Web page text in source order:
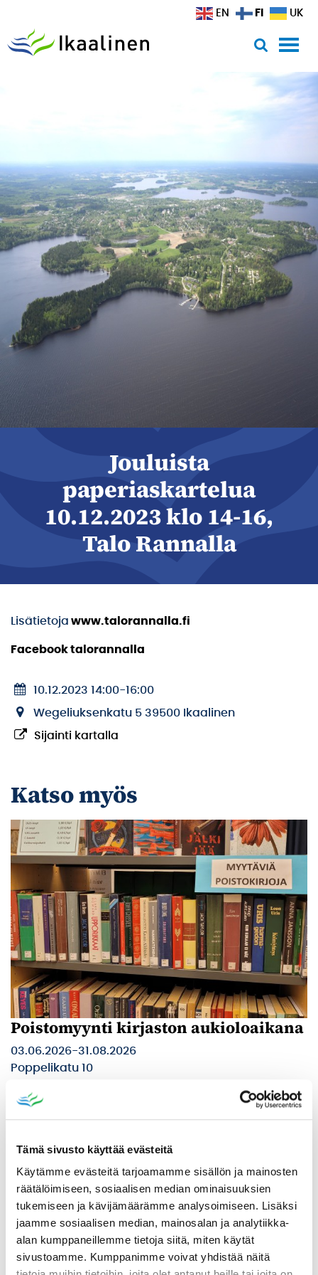
Tämä sivusto käyttää evästeitä
Käytämme evästeitä tarjoamamme sisällön ja mainosten
räätälöimiseen, sosiaalisen median ominaisuuksien
tukemiseen ja kävijämäärämme analysoimiseen. Lisäksi
jaamme sosiaalisen median, mainosalan ja analytiikka-
alan kumppaneillemme tietoja siitä, miten käytät
sivustoamme. Kumppanimme voivat yhdistää näitä
Jouluista
paperiaskartelua
10.12.2023 klo 14-16,
Talo Rannalla
Lisätietoja www.talorannalla.fi
Facebook talorannalla
10.12.2023 14:00-16:00
Wegeliuksenkatu 5 39500 Ikaalinen
Sijainti kartalla
Katso myös
Poistomyynti kirjaston aukioloaikana
03.06.2026-31.08.2026
Poppelikatu 10
EN FI UK